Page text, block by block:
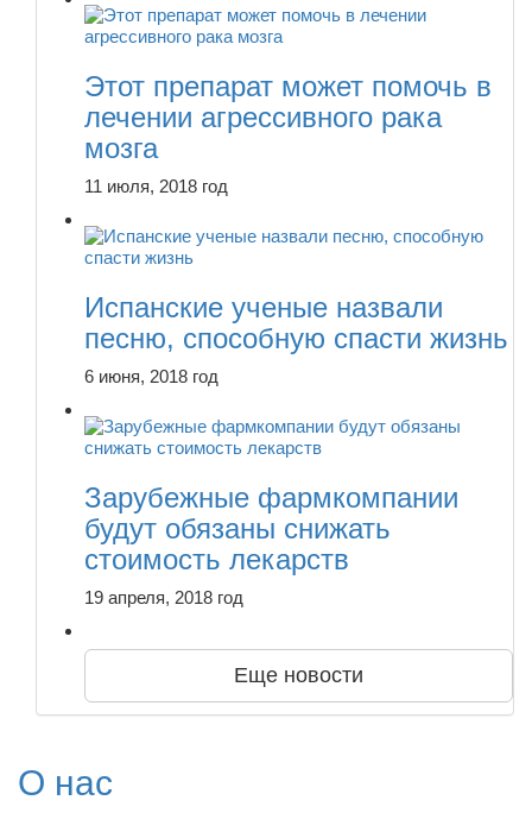
Этот препарат может помочь в
лечении агрессивного рака
мозга
11 июля, 2018 год
Испанские ученые назвали
песню, способную спасти жизнь
6 июня, 2018 год
Зарубежные фармкомпании
будут обязаны снижать
стоимость лекарств
19 апреля, 2018 год
Еще новости
О нас